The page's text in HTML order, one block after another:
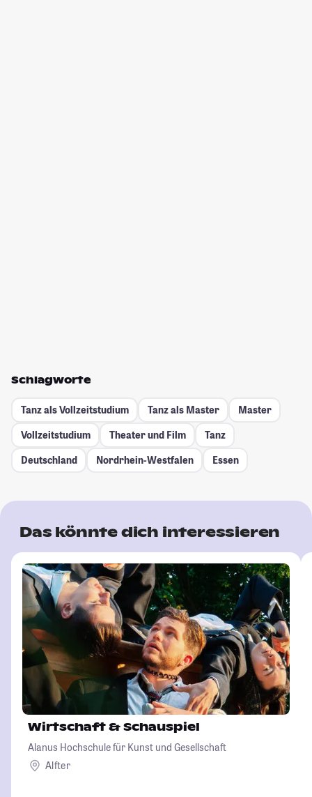
Schlagworte
Tanz als Vollzeitstudium Tanz als Master
Master
Vollzeitstudium
Theater und Film
Tanz
Deutschland
Nordrhein-Westfalen Essen
Das könnte dich interessieren
Wirtschaft & Schauspiel
Alanus Hochschule für Kunst und Gesellschaft
Alfter